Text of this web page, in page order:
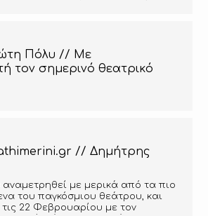
Πόλυ // Με
τον σημερινό θεατρικό
// Δημήτρης
με μερικά από τα πιο
του παγκόσμιου θεάτρου, και
22 Φεβρουαρίου με τον